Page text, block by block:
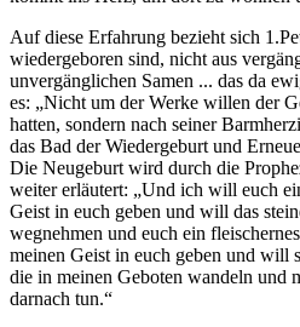
Auf diese Erfahrung bezieht sich
wiedergeboren sind, nicht aus
unvergänglichen Samen ... das da
es: „Nicht um der Werke willen der
hatten, sondern nach seiner
das Bad der Wiedergeburt und
Die Neugeburt wird durch die
weiter erläutert: „Und ich will euch
Geist in euch geben und will das
wegnehmen und euch ein
meinen Geist in euch geben und will
die in meinen Geboten wandeln und
darnach tun.“